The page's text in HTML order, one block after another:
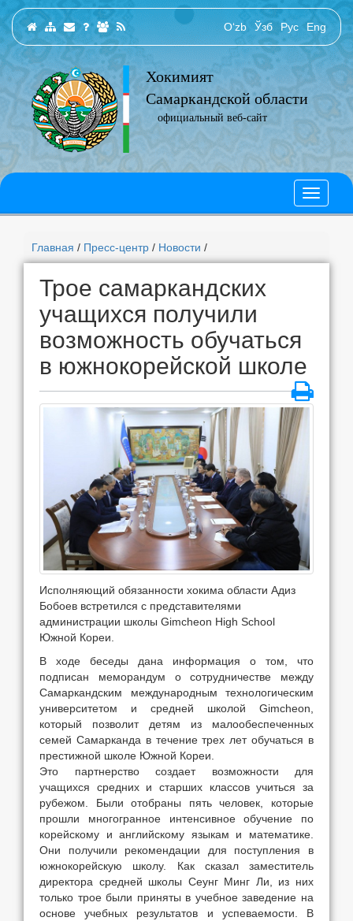
O‘zb Ўзб Рус Eng
Хокимият
Самаркандской области
официальный веб-сайт
Главная / Пресс-центр / Новости /
Трое самаркандских
учащихся получили
возможность обучаться
в южнокорейской школе
Исполняющий обязанности хокима области Адиз
Бобоев встретился с представителями
администрации школы Gimcheon High School
Южной Кореи.
В ходе беседы дана информация о том, что
подписан меморандум о сотрудничестве между
Самаркандским международным технологическим
университетом и средней школой Gimcheon,
который позволит детям из малообеспеченных
семей Самарканда в течение трех лет обучаться в
престижной школе Южной Кореи.
Это партнерство создает возможности для
учащихся средних и старших классов учиться за
рубежом. Были отобраны пять человек, которые
прошли многогранное интенсивное обучение по
корейскому и английскому языкам и математике.
Они получили рекомендации для поступления в
южнокорейскую школу. Как сказал заместитель
директора средней школы Сеунг Минг Ли, из них
только трое были приняты в учебное заведение на
основе учебных результатов и успеваемости. В